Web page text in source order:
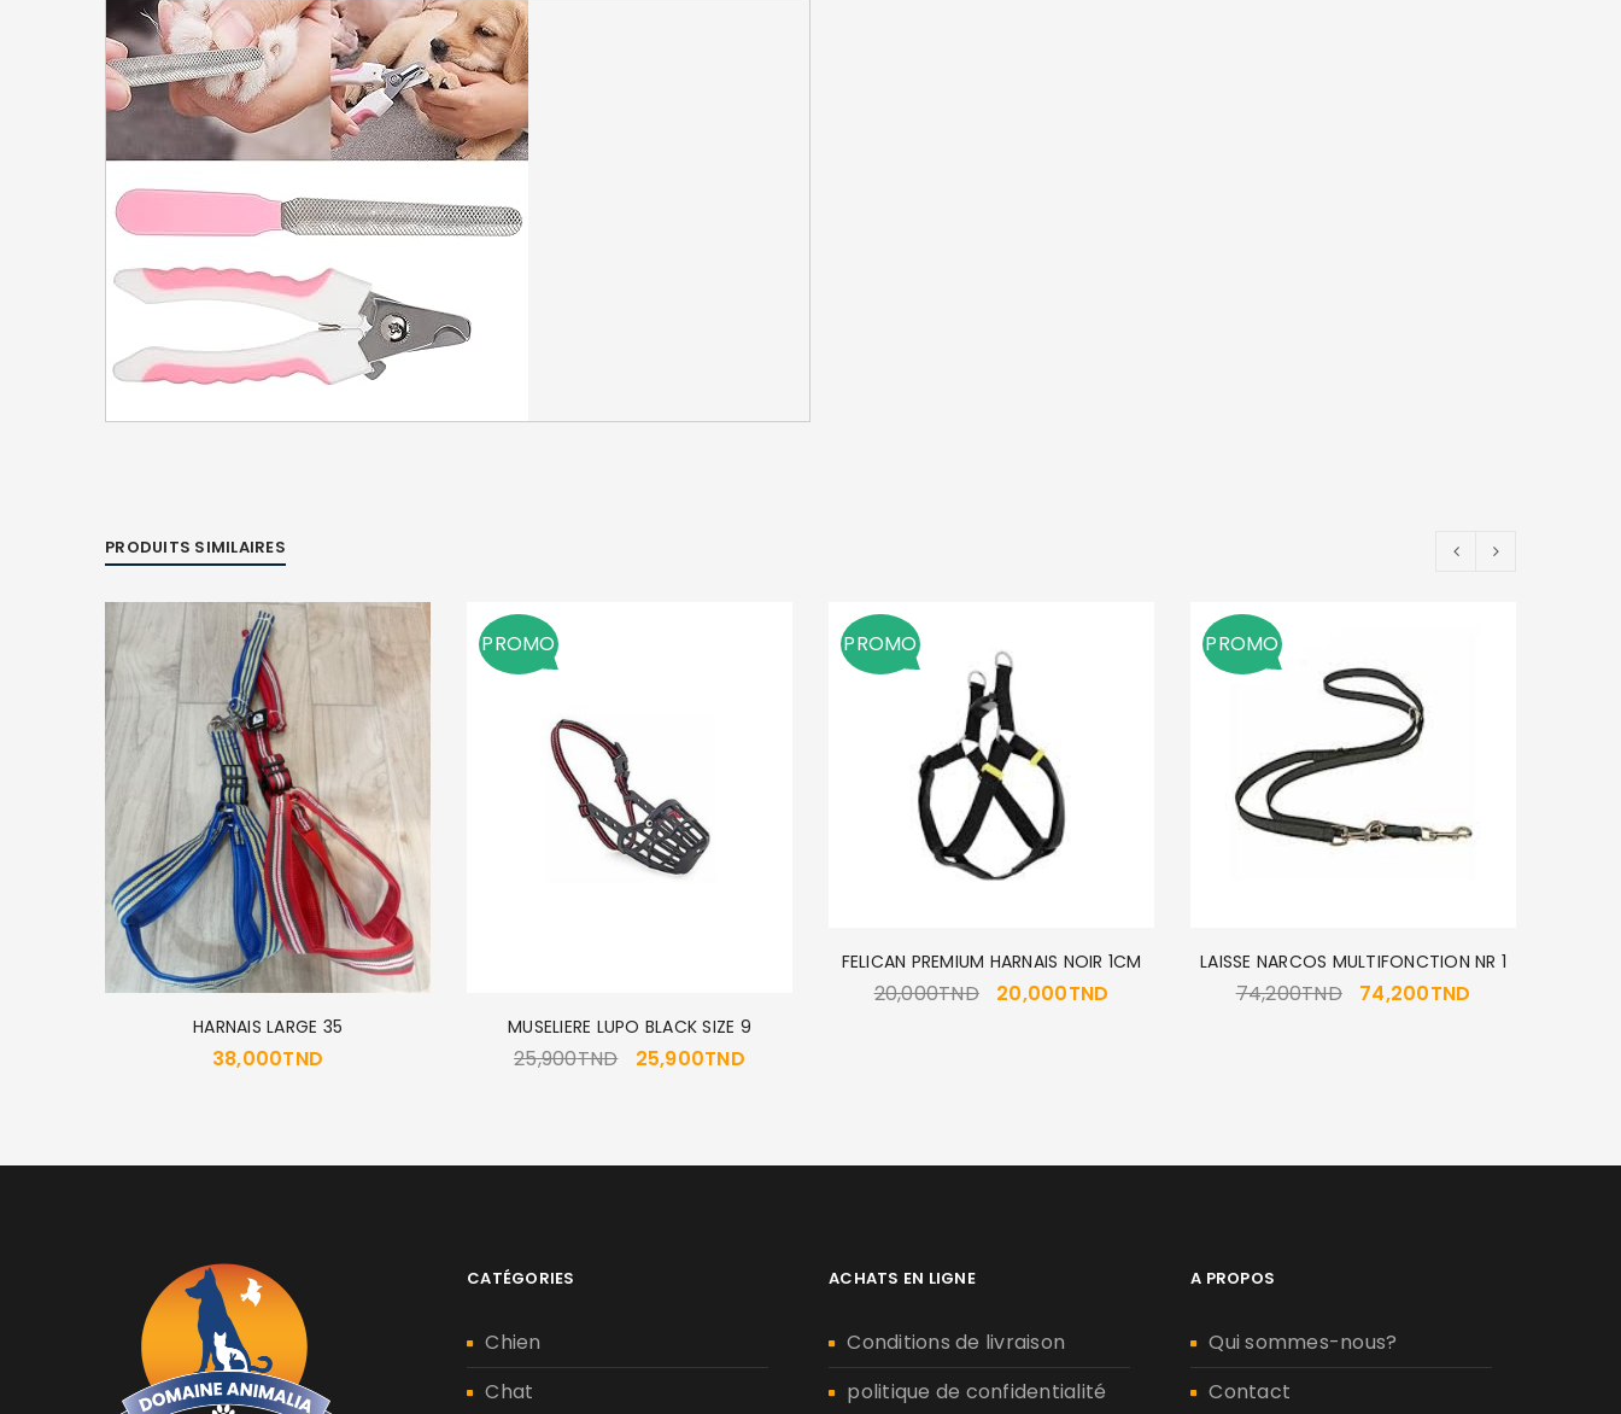
PRODUITS SIMILAIRES
HARNAIS LARGE 35
38,000TND
PROMO
MUSELIERE LUPO BLACK SIZE 9
25,900TND 25,900TND
PROMO
FELICAN PREMIUM HARNAIS NOIR 1CM
20,000TND 20,000TND
PROMO
LAISSE NARCOS MULTIFONCTION NR 1
74,200TND 74,200TND
CATÉGORIES
Chien
Chat
ACHATS EN LIGNE
Conditions de livraison
politique de confidentialité
A PROPOS
Qui sommes-nous?
Contact